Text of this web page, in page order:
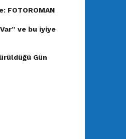
FOTOROMAN
ve bu iyiye
Gün